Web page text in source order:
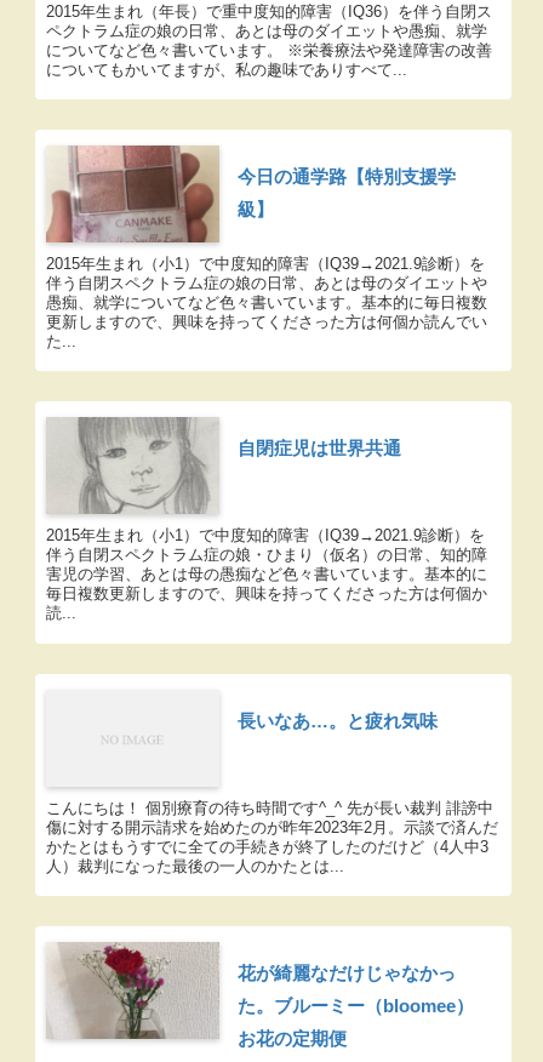
2015年生まれ（年長）で重中度知的障害（IQ36）を伴う自閉ス
ペクトラム症の娘の日常、あとは母のダイエットや愚痴、就学
についてなど色々書いています。 ※栄養療法や発達障害の改善
についてもかいてますが、私の趣味でありすべて...
今日の通学路【特別支援学
級】
2015年生まれ（小1）で中度知的障害（IQ39→2021.9診断）を
伴う自閉スペクトラム症の娘の日常、あとは母のダイエットや
愚痴、就学についてなど色々書いています。基本的に毎日複数
更新しますので、興味を持ってくださった方は何個か読んでい
た...
自閉症児は世界共通
2015年生まれ（小1）で中度知的障害（IQ39→2021.9診断）を
伴う自閉スペクトラム症の娘・ひまり（仮名）の日常、知的障
害児の学習、あとは母の愚痴など色々書いています。基本的に
毎日複数更新しますので、興味を持ってくださった方は何個か
読...
長いなあ…。と疲れ気味
こんにちは！ 個別療育の待ち時間です^_^ 先が長い裁判 誹謗中
傷に対する開示請求を始めたのが昨年2023年2月。示談で済んだ
かたとはもうすでに全ての手続きが終了したのだけど（4人中3
人）裁判になった最後の一人のかたとは...
花が綺麗なだけじゃなかっ
た。ブルーミー（bloomee）
お花の定期便